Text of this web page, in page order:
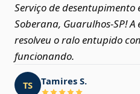
Serviço de desentupimento
Soberana, Guarulhos‑SP!
resolveu o ralo entupido
funcionando.
TS Tamires S.